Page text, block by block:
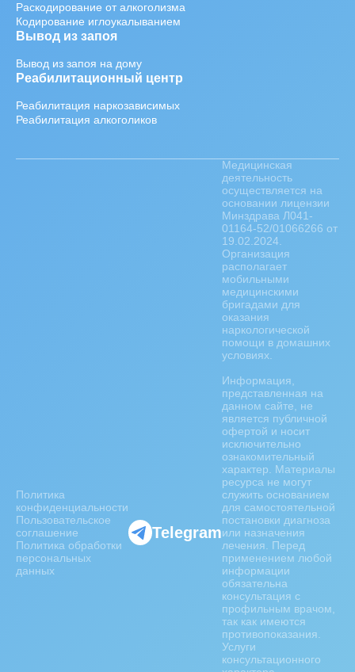
Раскодирование от алкоголизма
Кодирование иглоукалыванием
Вывод из запоя
Вывод из запоя на дому
Реабилитационный центр
Реабилитация наркозависимых
Реабилитация алкоголиков
Политика
конфиденциальности
Пользовательское
соглашение
Политика обработки
персональных
данных
Telegram
Медицинская
деятельность
осуществляется на
основании лицензии
Минздрава Л041-
01164-52/01066266 от
19.02.2024.
Организация
располагает
мобильными
медицинскими
бригадами для
оказания
наркологической
помощи в домашних
условиях.
Информация,
представленная на
данном сайте, не
является публичной
офертой и носит
исключительно
ознакомительный
характер. Материалы
ресурса не могут
служить основанием
для самостоятельной
постановки диагноза
или назначения
лечения. Перед
применением любой
информации
обязательна
консультация с
профильным врачом,
так как имеются
противопоказания.
Услуги
консультационного